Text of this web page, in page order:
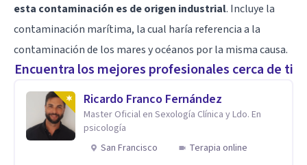
esta contaminación es de origen industrial. Incluye la
contaminación marítima, la cual haría referencia a la
contaminación de los mares y océanos por la misma causa.
Encuentra los mejores profesionales cerca de ti
Ricardo Franco Fernández
Master Oficial en Sexología Clínica y Ldo. En
psicología
San Francisco
Terapia online